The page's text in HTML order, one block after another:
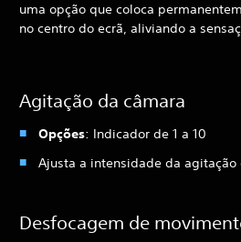
uma opção que coloca
no centro do ecrã, aliviando a
Agitação da câmara
Opções: Indicador de 1 a 10
Ajusta a intensidade da agitação
Desfocagem de